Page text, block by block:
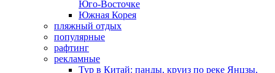
Юго-Восточке
Южная Корея
пляжный отдых
популярные
рафтинг
рекламные
Тур в Китай: панды, круиз по реке Янцзы,